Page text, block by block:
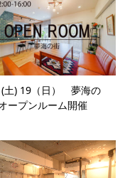
土) 19（日） 夢海の
プンルーム開催